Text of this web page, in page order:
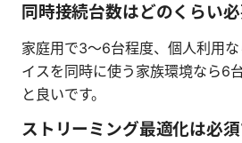
同時接続台数はどのくらい
家庭用で3〜6台程度、個人利用
イスを同時に使う家族環境なら6
と良いです。
ストリーミング最適化は必須